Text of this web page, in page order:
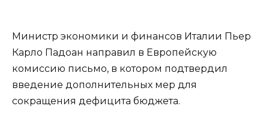
Министр экономики и финансов Италии Пьер
Карло Падоан направил в Европейскую
комиссию письмо, в котором подтвердил
введение дополнительных мер для
сокращения дефицита бюджета.